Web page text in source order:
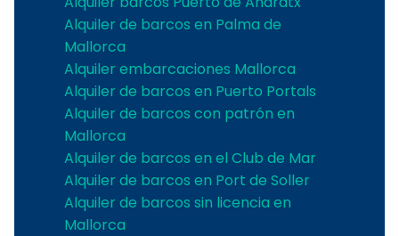
Alquiler de barcos en Palma de
Mallorca
Alquiler embarcaciones Mallorca
Alquiler de barcos en Puerto Portals
Alquiler de barcos con patrón en
Mallorca
Alquiler de barcos en el Club de Mar
Alquiler de barcos en Port de Soller
Alquiler de barcos sin licencia en
Mallorca